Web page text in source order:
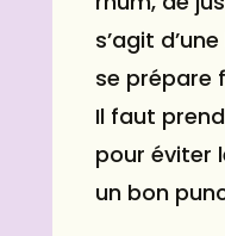
s’agit
se prépare
Il faut
pour éviter
un bon